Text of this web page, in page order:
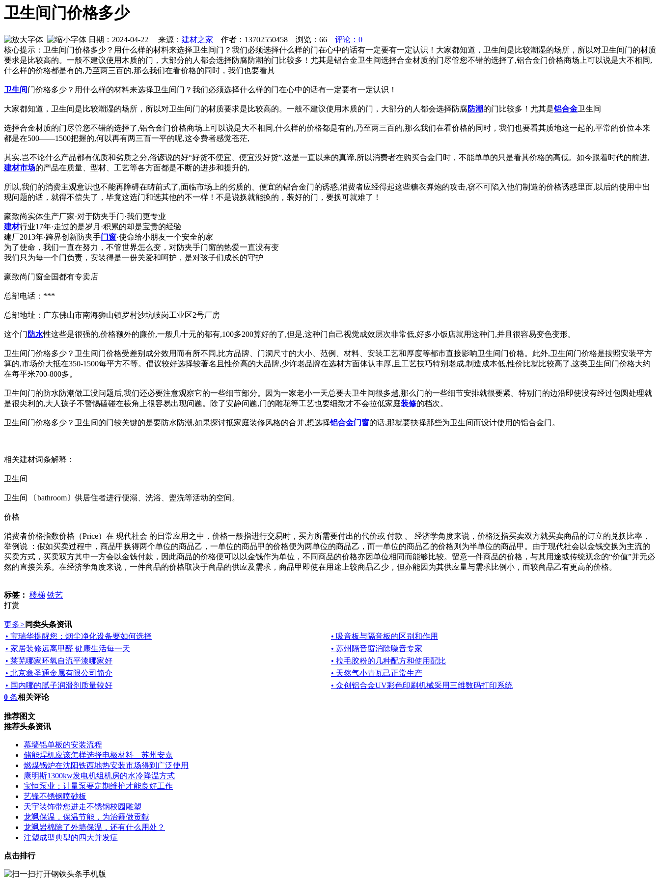
卫生间门价格多少
日期：2024-04-22 来源： 建材之家 作者：13702550458 浏览： 66
评论：0
核心提示：卫生间门价格多少？用什么样的材料来选择卫生间门？我们必须选择什么样的门在心中的话有一定要有一定认识！大家都知道，卫生间是比较潮湿的场所，所以对卫生间门的材质
要求是比较高的。一般不建议使用木质的门，大部分的人都会选择防腐防潮的门比较多！尤其是铝合金卫生间选择合金材质的门尽管您不错的选择了,铝合金门价格商场上可以说是大不相同,
什么样的价格都是有的,乃至两三百的,那么我们在看价格的同时，我们也要看其
卫生间门价格多少？用什么样的材料来选择卫生间门？我们必须选择什么样的门在心中的话有一定要有一定认识！
大家都知道，卫生间是比较潮湿的场所，所以对卫生间门的材质要求是比较高的。一般不建议使用木质的门，大部分的人都会选择防腐防潮的门比较多！尤其是铝合金卫生间
选择合金材质的门尽管您不错的选择了,铝合金门价格商场上可以说是大不相同,什么样的价格都是有的,乃至两三百的,那么我们在看价格的同时，我们也要看其质地这一起的,平常的价位本来
都是在500——1500把握的,何以再有两三百一平的呢,这令费者感觉苍茫,
其实,岂不论什么产品都有优质和劣质之分,俗谚说的好“好货不便宜、便宜没好货”,这是一直以来的真谛,所以消费者在购买合金门时，不能单单的只是看其价格的高低。如今跟着时代的前进,
建材市场的产品在质量、型材、工艺等各方面都是不断的进步和提升的,
所以,我们的消费主观意识也不能再障碍在畴前式了,面临市场上的劣质的、便宜的铝合金门的诱惑,消费者应经得起这些糖衣弹炮的攻击,窃不可陷入他们制造的价格诱惑里面,以后的使用中出
现问题的话，就得不偿失了，毕竟这选门和选其他的不一样！不是说换就能换的，装好的门，要换可就难了！
豪致尚实体生产厂家·对于防夹手门·我们更专业
建材行业17年·走过的是岁月·积累的却是宝贵的经验
建厂2013年·跨界创新防夹手门窗·使命给小朋友一个安全的家
为了使命，我们一直在努力，不管世界怎么变，对防夹手门窗的热爱一直没有变
我们只为每一个门负责，安装得是一份关爱和呵护，是对孩子们成长的守护
豪致尚门窗全国都有专卖店
总部电话：***
总部地址：广东佛山市南海狮山镇罗村沙坑岐岗工业区2号厂房
这个门 防水性这些是很强的,价格额外的廉价,一般几十元的都有,100多200算好的了,但是,这种门自己视觉成效层次非常低,好多小饭店就用这种门,并且很容易变色变形。
卫生间门价格多少？卫生间门价格受差别成分效用而有所不同,比方品牌、门洞尺寸的大小、范例、材料、安装工艺和厚度等都市直接影响卫生间门价格。此外,卫生间门价格是按照安装平方
算的,市场价大抵在350-1500每平方不等。倡议较好选择较著名且性价高的大品牌,少许老品牌在选材方面体认丰厚,且工艺技巧特别老成,制造成本低,性价比就比较高了,这类卫生间门价格大约
在每平米700-800多。
卫生间门的防水防潮做工没问题后,我们还必要注意观察它的一些细节部分。因为一家老小一天总要去卫生间很多趟,那么门的一些细节安排就很要紧。特别门的边沿即使没有经过包圆处理就
是很尖利的,大人孩子不警惕磕碰在棱角上很容易出现问题。除了安静问题,门的雕花等工艺也要细致才不会拉低家庭装修的档次。
卫生间门价格多少？卫生间的门较关键的是要防水防潮,如果探讨抵家庭装修风格的合并,想选择铝合金门窗的话,那就要抉择那些为卫生间而设计使用的铝合金门。
相关建材词条解释：
卫生间
卫生间 〔bathroom〕供居住者进行便溺、洗浴、盥洗等活动的空间。
价格
消费者价格指数价格（Price）在 现代社会 的日常应用之中，价格一般指进行交易时，买方所需要付出的代价或 付款 。 经济学角度来说，价格泛指买卖双方就买卖商品的订立的兑换比率，
举例说 ：假如买卖过程中，商品甲换得两个单位的商品乙，一单位的商品甲的价格便为两单位的商品乙，而一单位的商品乙的价格则为半单位的商品甲。由于现代社会以金钱交换为主流的
买卖方式，买卖双方其中一方会以金钱付款，因此商品的价格便可以以金钱作为单位，不同商品的价格亦因单位相同而能够比较。留意一件商品的价格，与其用途或传统观念的“价值”并无必
然的直接关系。在经济学角度来说，一件商品的价格取决于商品的供应及需求，商品甲即使在用途上较商品乙少，但亦能因为其供应量与需求比例小，而较商品乙有更高的价格。
标签： 楼梯 铁艺
打赏
更多> 同类头条资讯
• 宝瑞华提醒您：烟尘净化设备要如何选择
• 吸音板与隔音板的区别和作用
• 家居装修远离甲醛 健康生活每一天
• 苏州隔音窗消除噪音专家
• 莱芜哪家环氧自流平漆哪家好
• 拉毛胶粉的几种配方和使用配比
• 北京鑫圣通金属有限公司简介
• 天然气小青瓦己正常生产
• 国内哪的腻子润滑剂质量较好
• 众创铝合金UV彩色印刷机械采用三维数码打印系统
0 条相关评论
推荐图文
推荐头条资讯
幕墙铝单板的安装流程
储能焊机应该怎样选择电极材料—苏州安嘉
燃煤锅炉在沈阳铁西地热安装市场得到广泛使用
康明斯1300kw发电机组机房的水冷降温方式
宝恒泵业：计量泵要定期维护才能良好工作
艺锋不锈钢喷砂板
天宇装饰带您进走不锈钢校园雕塑
龙飒保温，保温节能，为治霾做贡献
龙飒岩棉除了外墙保温，还有什么用处？
注塑成型典型的四大并发症
点击排行